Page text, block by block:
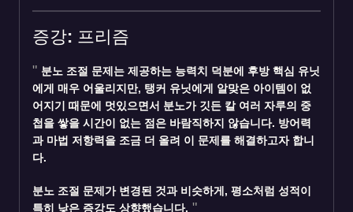
증강: 프리즘
분노 조절 문제는 제공하는 능력치 덕분에 후방 핵심 유닛
에게 매우 어울리지만, 탱커 유닛에게 알맞은 아이템이 없
어지기 때문에 멋있으면서 분노가 깃든 칼 여러 자루의 중
첩을 쌓을 시간이 없는 점은 바람직하지 않습니다. 방어력
과 마법 저항력을 조금 더 올려 이 문제를 해결하고자 합니
다.
분노 조절 문제가 변경된 것과 비슷하게, 평소처럼 성적이
특히 낮은 증강도 상향했습니다.